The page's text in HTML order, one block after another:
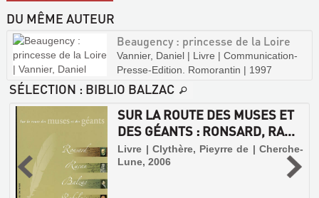
DU MÊME AUTEUR
Beaugency : princesse de la Loire
Vannier, Daniel | Livre | Communication-
Presse-Edition. Romorantin | 1997
SÉLECTION : BIBLIO BALZAC
SUR LA ROUTE DES MUSES ET
DES GÉANTS : RONSARD, RA...
Livre | Clythère, Pieyrre de | Cherche-
Lune, 2006